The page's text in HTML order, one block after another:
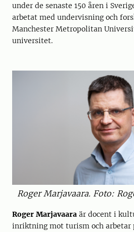
under de senaste 150 åren i
arbetat med undervisning och
Manchester Metropolitan
universitet.
Roger Marjavaara. Foto:
Roger Marjavaara är docent i
inriktning mot turism och